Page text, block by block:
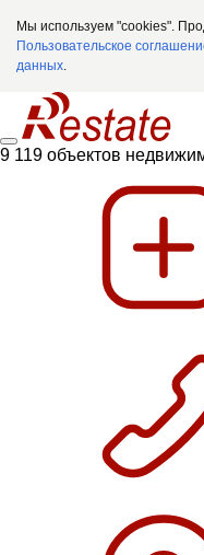
Мы используем "cookies".
Пользовательское
данных.
9 119 объектов